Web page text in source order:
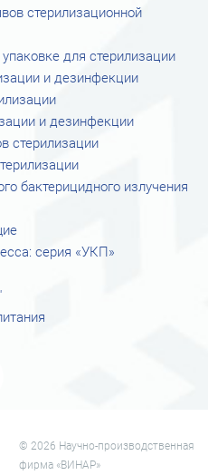
стерилизационной
для стерилизации
и дезинфекции
и дезинфекции
стерилизации
бактерицидного излучения
серия «УКП»
© 2026 Научно-производственная
фирма «ВИНАР»